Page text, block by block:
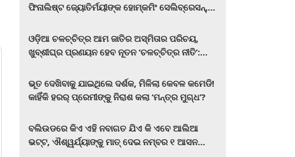
ଫିନାଲିଷ୍ଟ ଜ୍ୟୋତିର୍ମୟୀଙ୍କ ହୋମ୍‍କମିଂ ସେଲିବ୍ରେସନ୍‍,
ଓଡ଼ିଆ ଚଳଚ୍ଚିତ୍ର ଆମ ଜାତିର ଅସ୍ମିତାର ପରିଚୟ,
ଖୁବ୍‌ଶୀଘ୍ର ପ୍ରଣୟନ ହେବ ନୂତନ ‘ଚଳଚ୍ଚିତ୍ର ନୀତି’:
ଭୂତ ଦେଖିବାକୁ ଯାଇଥିଲେ ଦର୍ଶକ, ମିଳିଲା କେବଳ କମେଡି!
କାହିଁକି ହରର୍‌ ପ୍ରେମୀଙ୍କୁ ନିରାଶ କଲା ‘ମନ୍ତ୍ର ମୁଗ୍ଧ’?
ବଲିଉଡରେ କିଏ ଏହି ନବାଗତ ଯିଏ କି ଏବେ ଆଲିଆ
ଭଟ୍ଟ, ଐଶ୍ୱର୍ଯ୍ୟାଙ୍କୁ ମାତ୍‌ ଦେଇ ନମ୍ବର ୧ ଆସନ